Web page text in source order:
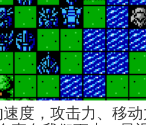
度，攻击力、移